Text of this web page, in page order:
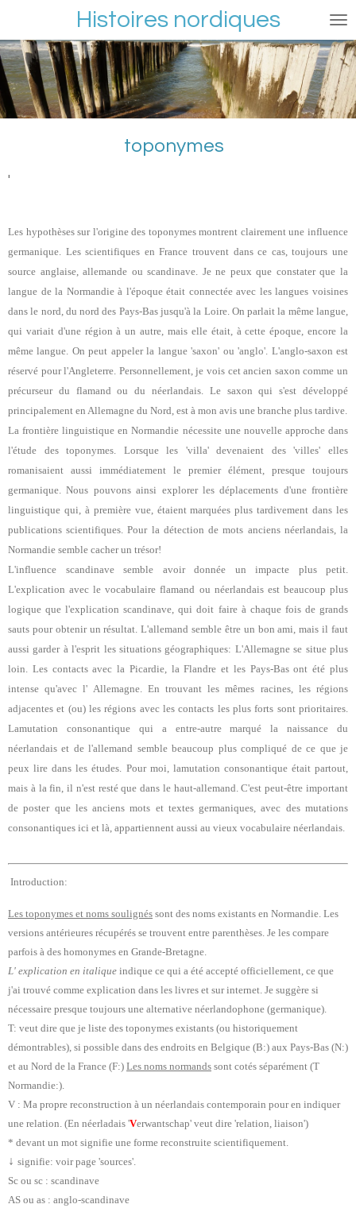
contenu
principal
Histoires nordiques
toponymes
'
Les hypothèses sur l'origine des toponymes montrent clairement une influence
germanique. Les scientifiques en France trouvent dans ce cas, toujours une
source anglaise, allemande ou scandinave. Je ne peux que constater que la
langue de la Normandie à l'époque était connectée avec les langues voisines
dans le nord, du nord des Pays-Bas jusqu'à la Loire. On parlait la même langue,
qui variait d'une région à un autre, mais elle était, à cette époque, encore la
même langue. On peut appeler la langue 'saxon' ou 'anglo'. L'anglo-saxon est
réservé pour l'Angleterre. Personnellement, je vois cet ancien saxon comme un
précurseur du flamand ou du néerlandais. Le saxon qui s'est développé
principalement en Allemagne du Nord, est à mon avis une branche plus tardive.
La frontière linguistique en Normandie nécessite une nouvelle approche dans
l'étude des toponymes. Lorsque les 'villa' devenaient des 'villes' elles
romanisaient aussi immédiatement le premier élément, presque toujours
germanique. Nous pouvons ainsi explorer les déplacements d'une frontière
linguistique qui, à première vue, étaient marquées plus tardivement dans les
publications scientifiques. Pour la détection de mots anciens néerlandais, la
Normandie semble cacher un trésor!
L'influence scandinave semble avoir donnée un impacte plus petit.
L'explication avec le vocabulaire flamand ou néerlandais est beaucoup plus
logique que l'explication scandinave, qui doit faire à chaque fois de grands
sauts pour obtenir un résultat. L'allemand semble être un bon ami, mais il faut
aussi garder à l'esprit les situations géographiques: L'Allemagne se situe plus
loin. Les contacts avec la Picardie, la Flandre et les Pays-Bas ont été plus
intense qu'avec l' Allemagne. En trouvant les mêmes racines, les régions
adjacentes et (ou) les régions avec les contacts les plus forts sont prioritaires.
Lamutation consonantiquequi a entre-autre marqué la naissance du
néerlandais et de l'allemand semble beaucoup plus compliqué de ce que je
peux lire dans les études. Pour moi, lamutation consonantiqueétait partout,
mais à la fin, il n'est resté que dans le haut-allemand. C'est peut-être important
de poster que les anciens mots et textes germaniques, avec des mutations
consonantiques ici et là, appartiennent aussi au vieux vocabulaire néerlandais.
Introduction:
Les toponymes et noms soulignés sont des noms existants en Normandie. Les
versions antérieures récupérés se trouvent entre parenthèses. Je les compare
parfois à des homonymes en Grande-Bretagne.
L' explication en italique indique ce qui a été accepté officiellement, ce que
j'ai trouvé comme explication dans les livres et sur internet. Je suggère si
nécessaire presque toujours une alternative néerlandophone (germanique).
T: veut dire que je liste des toponymes existants (ou historiquement
démontrables), si possible dans des endroits en Belgique (B:) aux Pays-Bas (N:)
et au Nord de la France (F:) Les noms normands sont cotés séparément (T
Normandie:).
V : Ma propre reconstruction à un néerlandais contemporain pour en indiquer
une relation. (En néerladais 'Verwantschap' veut dire 'relation, liaison')
* devant un mot signifie une forme reconstruite scientifiquement.
↓ signifie: voir page 'sources'.
Sc ou sc : scandinave
AS ou as : anglo-scandinave